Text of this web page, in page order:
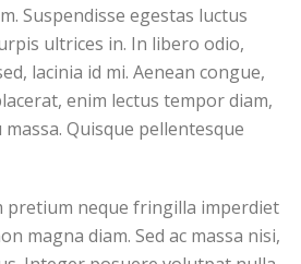
Suspendisse egestas luctus
ultrices in. In libero odio,
lacinia id mi. Aenean congue,
enim lectus tempor diam,
Quisque pellentesque
pretium neque fringilla imperdiet
magna diam. Sed ac massa nisi,